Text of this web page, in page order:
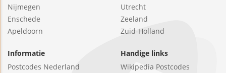
Nijmegen
Enschede
Apeldoorn
Utrecht
Zeeland
Zuid-Holland
Informatie
Postcodes Nederland
Handige links
Wikipedia Postcodes